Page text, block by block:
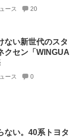
ース 20
ない新世代のスタ
セン「WINGUA
ース 0
ない。40系トヨタ